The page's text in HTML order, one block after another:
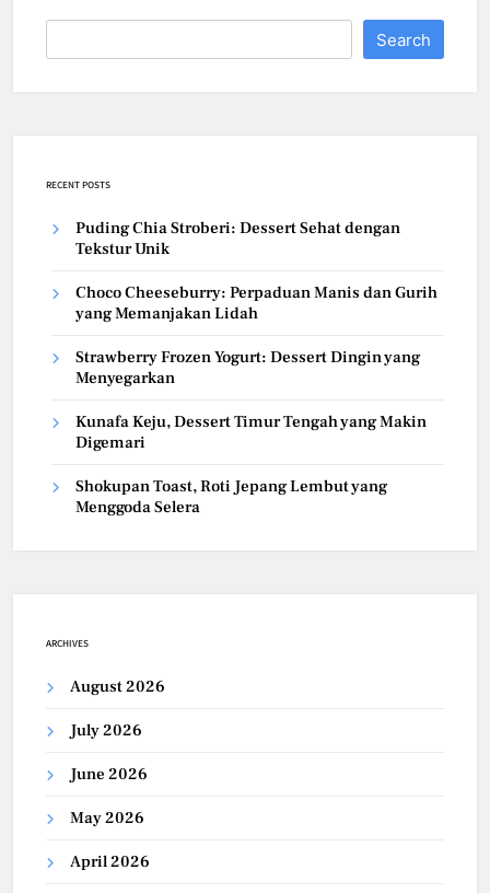
Search
RECENT POSTS
Puding Chia Stroberi: Dessert Sehat dengan
Tekstur Unik
Choco Cheeseburry: Perpaduan Manis dan Gurih
yang Memanjakan Lidah
Strawberry Frozen Yogurt: Dessert Dingin yang
Menyegarkan
Kunafa Keju, Dessert Timur Tengah yang Makin
Digemari
Shokupan Toast, Roti Jepang Lembut yang
Menggoda Selera
ARCHIVES
August 2026
July 2026
June 2026
May 2026
April 2026